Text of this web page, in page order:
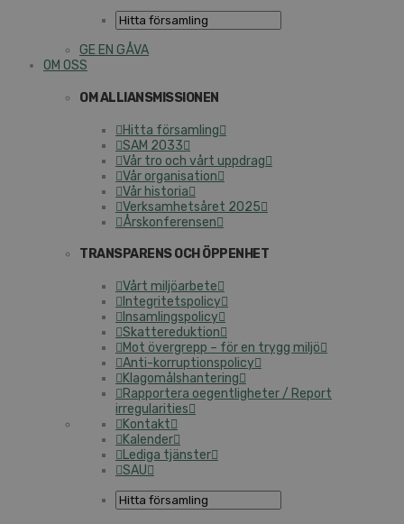
GE EN GÅVA
OM OSS
OM ALLIANSMISSIONEN
Hitta församling
SAM 2033
Vår tro och vårt uppdrag
Vår organisation
Vår historia
Verksamhetsåret 2025
Årskonferensen
TRANSPARENS OCH ÖPPENHET
Vårt miljöarbete
Integritetspolicy
Insamlingspolicy
Skattereduktion
Mot övergrepp – för en trygg miljö
Anti-korruptionspolicy
Klagomålshantering
Rapportera oegentligheter / Report
irregularities
Kontakt
Kalender
Lediga tjänster
SAU